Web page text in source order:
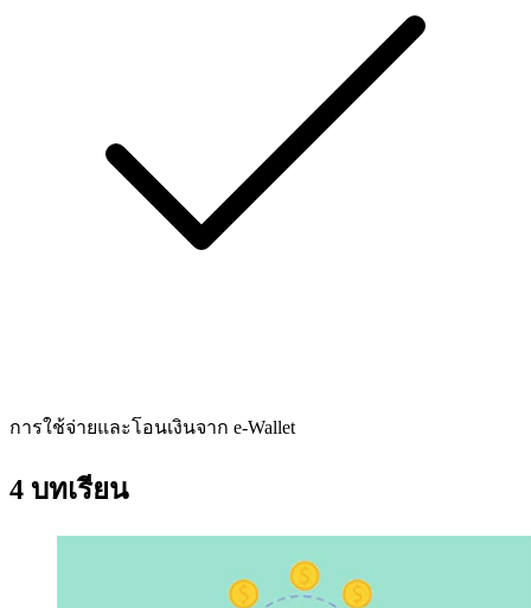
การใช้จ่ายและโอนเงินจาก e-Wallet
4 บทเรียน